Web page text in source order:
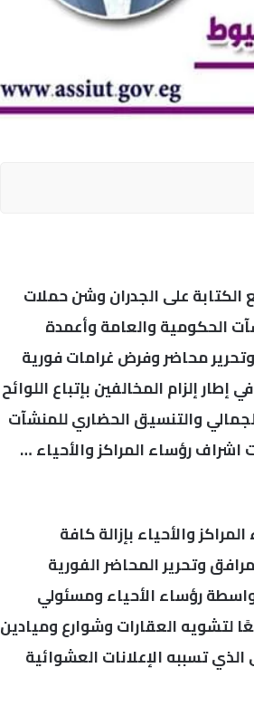
على الجدران وشن حملات
الحكومية والعامة وأعمدة
محاضر وفرض غرامات فورية
إلزام المخالفين بإتباع اللوائح
والتنسيق الحضاري للمنشآت
اشراف رؤساء المراكز والأحياء …
والأحياء بإزالة كافة
وتحرير المحاضر الفورية
رؤساء الأحياء ومسئولي
لتشويه العقارات وشوارع وميادين
تسببه الإعلانات العشوائية